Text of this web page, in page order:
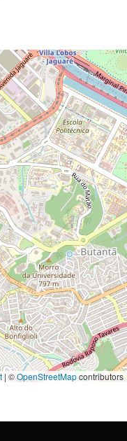
| ©OpenStreetMapcontributors